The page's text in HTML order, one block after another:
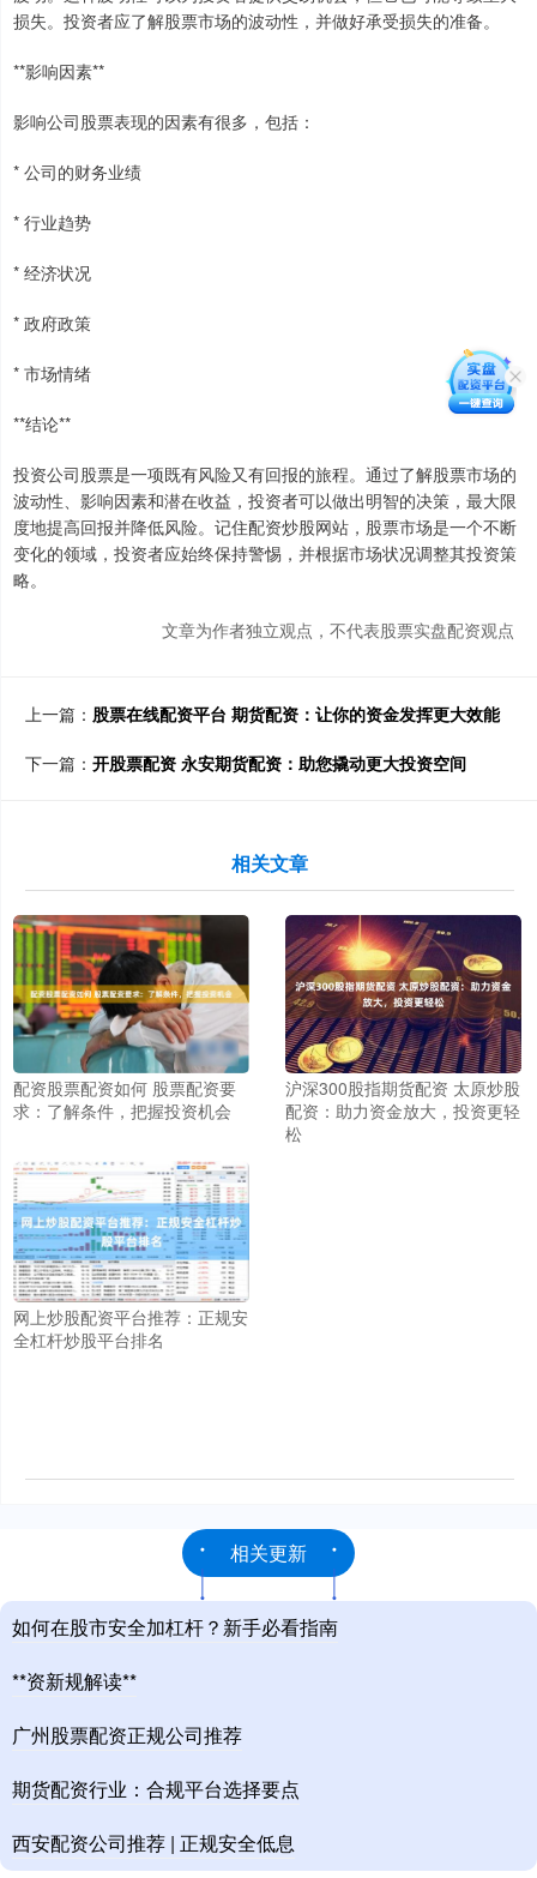
损失。投资者应了解股票市场的波动性，并做好承受损失的准备。
**影响因素**
影响公司股票表现的因素有很多，包括：
* 公司的财务业绩
* 行业趋势
* 经济状况
* 政府政策
* 市场情绪
**结论**
投资公司股票是一项既有风险又有回报的旅程。通过了解股票市场的
波动性、影响因素和潜在收益，投资者可以做出明智的决策，最大限
度地提高回报并降低风险。记住配资炒股网站，股票市场是一个不断
变化的领域，投资者应始终保持警惕，并根据市场状况调整其投资策
略。
文章为作者独立观点，不代表股票实盘配资观点
上一篇： 股票在线配资平台 期货配资：让你的资金发挥更大效能
下一篇： 开股票配资 永安期货配资：助您撬动更大投资空间
相关文章
配资股票配资如何 股票配资要
求：了解条件，把握投资机会
沪深300股指期货配资 太原炒股
配资：助力资金放大，投资更轻
松
网上炒股配资平台推荐：正规安
全杠杆炒股平台排名
相关更新
如何在股市安全加杠杆？新手必看指南
**资新规解读**
广州股票配资正规公司推荐
期货配资行业：合规平台选择要点
西安配资公司推荐 | 正规安全低息